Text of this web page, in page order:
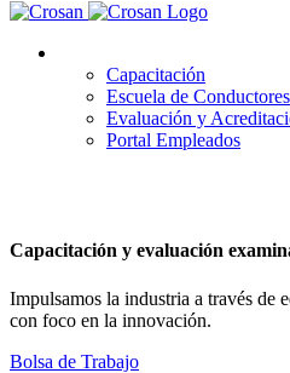
Capacitación
Escuela de Conductores
Evaluación y
Portal Empleados
Capacitación y evaluación
Impulsamos la industria a través de
con foco en la innovación.
Bolsa de Trabajo